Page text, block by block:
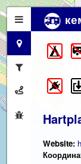
Website: